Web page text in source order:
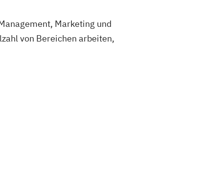
Marketing und
von Bereichen arbeiten,